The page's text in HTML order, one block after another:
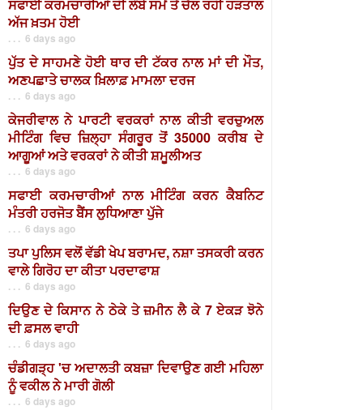
ਸਫਾਈ ਕਰਮਚਾਰੀਆਂ ਦੀ ਲੰਬੇ ਸਮੇਂ ਤੋਂ ਚੱਲ ਰਹੀ ਹੜਤਾਲ
ਅੱਜ ਖ਼ਤਮ ਹੋਈ
. . . 6 days ago
ਪੁੱਤ ਦੇ ਸਾਹਮਣੇ ਹੋਈ ਥਾਰ ਦੀ ਟੱਕਰ ਨਾਲ ਮਾਂ ਦੀ ਮੌਤ,
ਅਣਪਛਾਤੇ ਚਾਲਕ ਖ਼ਿਲਾਫ਼ ਮਾਮਲਾ ਦਰਜ
. . . 6 days ago
ਕੇਜਰੀਵਾਲ ਨੇ ਪਾਰਟੀ ਵਰਕਰਾਂ ਨਾਲ ਕੀਤੀ ਵਰਚੁਅਲ
ਮੀਟਿੰਗ ਵਿਚ ਜ਼ਿਲ੍ਹਾ ਸੰਗਰੂਰ ਤੋਂ 35000 ਕਰੀਬ ਦੇ
ਆਗੂਆਂ ਅਤੇ ਵਰਕਰਾਂ ਨੇ ਕੀਤੀ ਸ਼ਮੂਲੀਅਤ
. . . 6 days ago
ਸਫਾਈ ਕਰਮਚਾਰੀਆਂ ਨਾਲ ਮੀਟਿੰਗ ਕਰਨ ਕੈਬਨਿਟ
ਮੰਤਰੀ ਹਰਜੋਤ ਬੈਂਸ ਲੁਧਿਆਣਾ ਪੁੱਜੇ
. . . 6 days ago
ਤਪਾ ਪੁਲਿਸ ਵਲੋਂ ਵੱਡੀ ਖੇਪ ਬਰਾਮਦ, ਨਸ਼ਾ ਤਸਕਰੀ ਕਰਨ
ਵਾਲੇ ਗਿਰੋਹ ਦਾ ਕੀਤਾ ਪਰਦਾਫਾਸ਼
. . . 6 days ago
ਦਿਉਣ ਦੇ ਕਿਸਾਨ ਨੇ ਠੇਕੇ ਤੇ ਜ਼ਮੀਨ ਲੈ ਕੇ 7 ਏਕੜ ਝੋਨੇ
ਦੀ ਫ਼ਸਲ ਵਾਹੀ
. . . 6 days ago
ਚੰਡੀਗੜ੍ਹ 'ਚ ਅਦਾਲਤੀ ਕਬਜ਼ਾ ਦਿਵਾਉਣ ਗਈ ਮਹਿਲਾ
ਨੂੰ ਵਕੀਲ ਨੇ ਮਾਰੀ ਗੋਲੀ
. . . 6 days ago